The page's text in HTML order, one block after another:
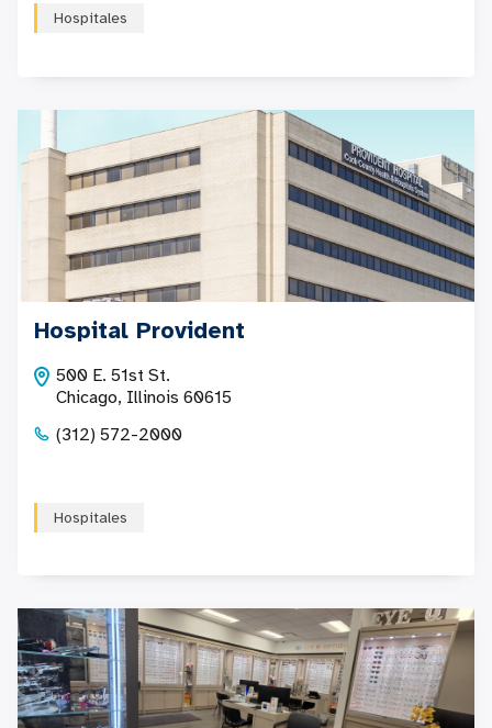
Hospitales
Hospital Provident
500 E. 51st St.
Chicago, Illinois 60615
(312) 572-2000
Hospitales